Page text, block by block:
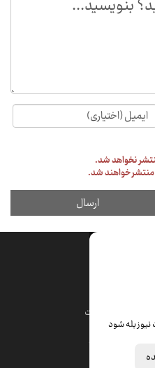
نیوز بله شود
قیمت درهم امارات